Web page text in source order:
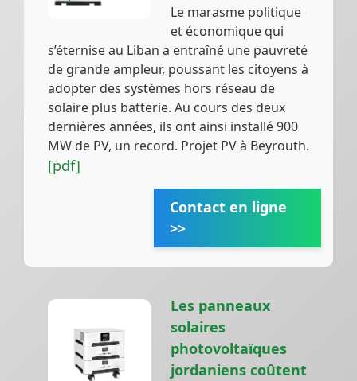
Le marasme politique
et économique qui
s’éternise au Liban a entraîné une pauvreté
de grande ampleur, poussant les citoyens à
adopter des systèmes hors réseau de
solaire plus batterie. Au cours des deux
dernières années, ils ont ainsi installé 900
MW de PV, un record. Projet PV à Beyrouth.
[pdf]
Contact en ligne
>>
Les panneaux
solaires
photovoltaïques
jordaniens coûtent